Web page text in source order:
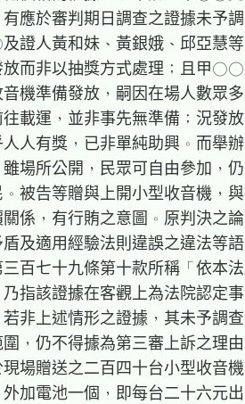
應於審判期日調查之證據未予
證人黃和妹、黃銀娥、邱亞慧
放而非以抽獎方式處理；且甲
機準備發放，嗣因在場人數眾
載運，並非事先無準備；況發
人有獎，已非單純助興。而舉
場所公開，民眾可自由參加，
被告等贈與上開小型收音機，
係，有行賄之意圖。原判決之
及適用經驗法則違誤之違法等
三百七十九條第十款所稱「依本
指該證據在客觀上為法院認定
非上述情形之證據，其未予調
，仍不得據為第三審上訴之理
場贈送之二百四十台小型收音
外加電池一個，即每台二十六元